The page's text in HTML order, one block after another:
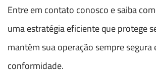
Entre em contato conosco e saiba
uma estratégia eficiente que protege
mantém sua operação sempre segura
conformidade.